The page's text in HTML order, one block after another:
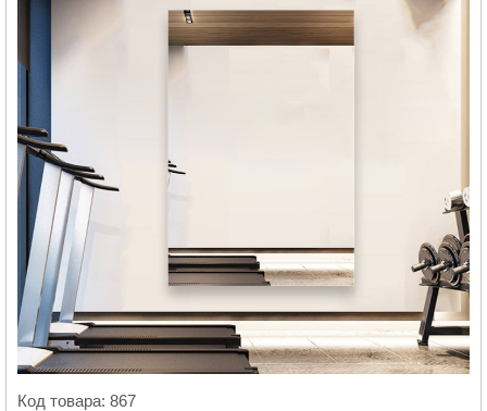
Код товара: 867